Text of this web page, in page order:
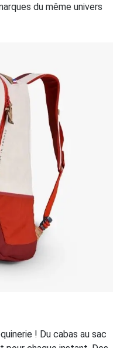
du même univers
! Du cabas au sac